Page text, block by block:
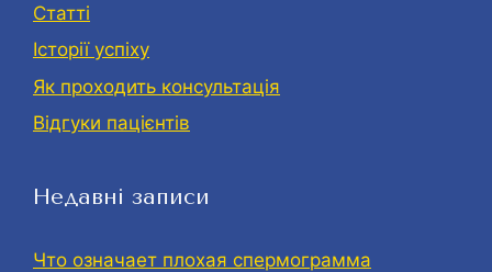
Статті
Історії успіху
Як проходить консультація
Відгуки пацієнтів
Недавні записи
Что означает плохая спермограмма